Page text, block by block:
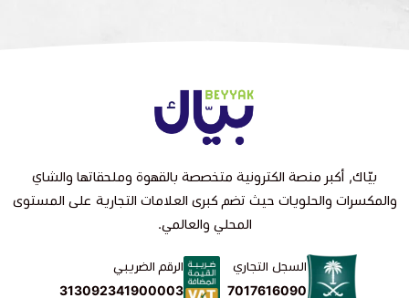
بيّاك, أكبر منصة الكترونية متخصصة بالقهوة وملحقاتها والشاي
والمكسرات والحلويات حيث تضم كبرى العلامات التجارية على المستوى
المحلي والعالمي.
السجل التجاري
7017616090
الرقم الضريبي
313092341900003